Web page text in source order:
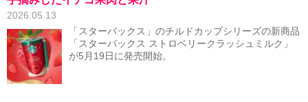
2026.05.13
「スターバックス」のチルドカップシリーズの新商品
「スターバックス ストロベリークラッシュミルク」
が5月19日に発売開始。